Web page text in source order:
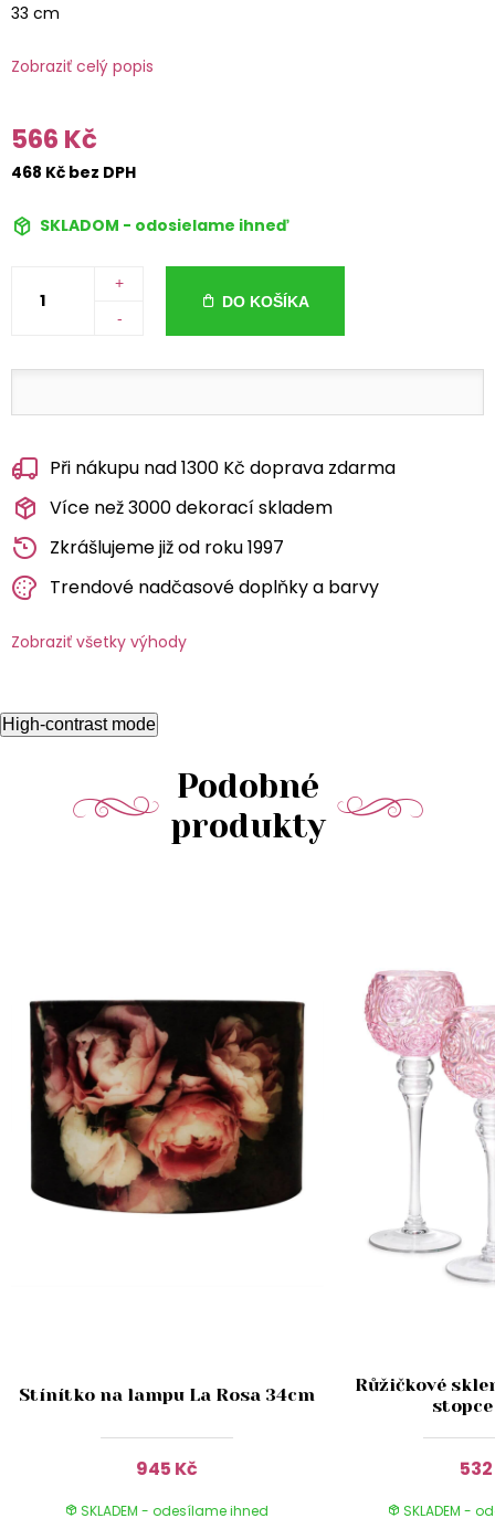
33 cm
Zobraziť celý popis
566 Kč
468 Kč bez DPH
SKLADOM - odosielame ihneď
+
-
DO KOŠÍKA
Při nákupu nad 1300 Kč doprava zdarma
Více než 3000 dekorací skladem
Zkrášlujeme již od roku 1997
Trendové nadčasové doplňky a barvy
Zobraziť všetky výhody
High-contrast mode
Podobné
produkty
Stínítko na lampu La Rosa 34cm
945 Kč
SKLADEM - odesílame ihned
Růžičkové
SKLADEM -